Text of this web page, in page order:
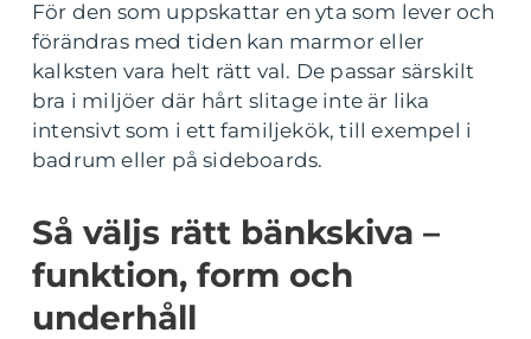
För den som uppskattar en yta som lever och
förändras med tiden kan marmor eller
kalksten vara helt rätt val. De passar särskilt
bra i miljöer där hårt slitage inte är lika
intensivt som i ett familjekök, till exempel i
badrum eller på sideboards.
Så väljs rätt bänkskiva –
funktion, form och
underhåll